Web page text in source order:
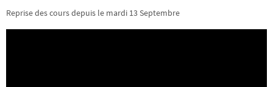
Reprise des cours depuis le mardi 13 Septembre